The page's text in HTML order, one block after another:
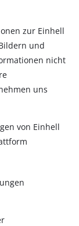
zur Einhell
und
nicht
uns
von Einhell